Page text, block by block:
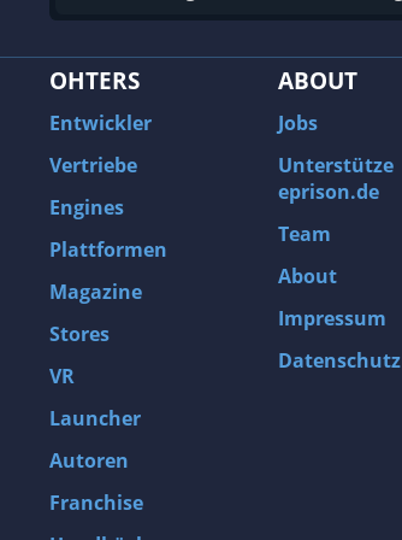
OHTERS
Entwickler
Vertriebe
Engines
Plattformen
Magazine
Stores
VR
Launcher
Autoren
Franchise
ABOUT
Jobs
Unterstütze
eprison.de
Team
About
Impressum
Datenschutz